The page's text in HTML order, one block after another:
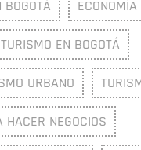
ECONOMÍA
TURISMO EN BOGOTÁ
URBANO
HACER NEGOCIOS